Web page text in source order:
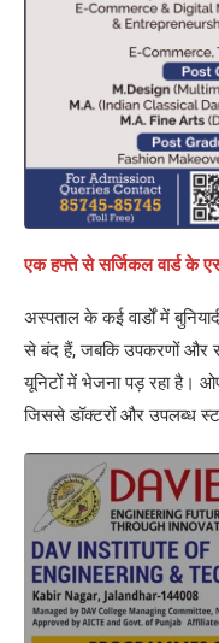
एक हफ्ते से सर्जिकल वार्ड के
अस्पताल के कई वार्डों में
से बंद हैं, जबकि उपकरणों और
यूनिटों में भेजना पड़ रहा है।
जिससे डॉक्टरों और उपलब्ध